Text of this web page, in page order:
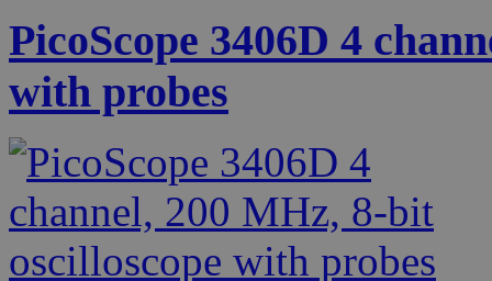
PicoScope 3406D 4
with probes